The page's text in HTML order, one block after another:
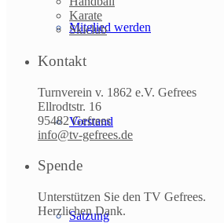
Mitglied werden
Vorstand
Satzung
Karate
Skiclub
Kontakt
Turnverein v. 1862 e.V. Gefrees
Ellrodtstr. 16
95482 Gefrees
info@tv-gefrees.de
Spende
Unterstützen Sie den TV Gefrees.
Herzlichen Dank.